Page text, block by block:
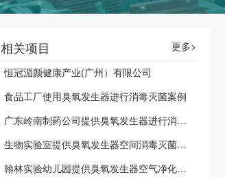
相关项目
更多>
恒冠湄颜健康产业(广州）有限公司
食品工厂使用臭氧发生器进行消毒灭菌案例
广东岭南制药公司提供臭氧发生器进行消毒灭菌项目案例
生物实验室提供臭氧发生器空间消毒灭菌项目案例
翰林实验幼儿园提供臭氧发生器空气净化消毒服务项目案例